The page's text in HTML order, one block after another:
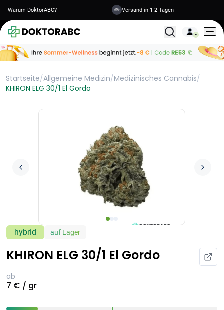
Warum DoktorABC? Versand in 1-2 Tagen
Alle
Startseite/Allgemeine Medizin/Medizinisches Cannabis/
KHIRON ELG 30/1 El Gordo
hybrid auf Lager
KHIRON ELG 30/1 El Gordo
ab
7 € / gr